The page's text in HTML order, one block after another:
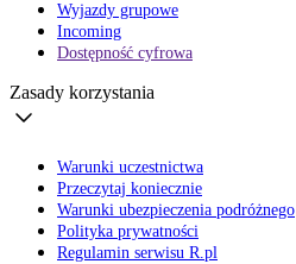
Wyjazdy grupowe
Incoming
Dostępność cyfrowa
Zasady korzystania
Warunki uczestnictwa
Przeczytaj koniecznie
Warunki ubezpieczenia podróżnego
Polityka prywatności
Regulamin serwisu R.pl